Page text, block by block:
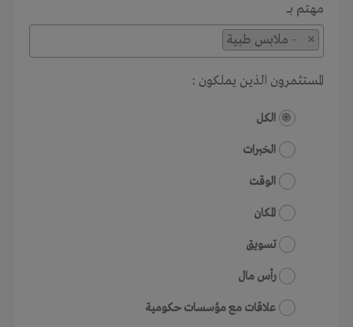
مهتم بـــ
×
- ملابس طبية
المستثمرون الذين يملكون :
الكل
الخبرات
الوقت
المكان
تسويق
رأس مال
علاقات مع مؤسسات حكومية